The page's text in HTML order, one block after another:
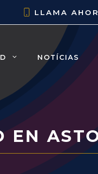
LLAMA
NOTÍCIAS
EN